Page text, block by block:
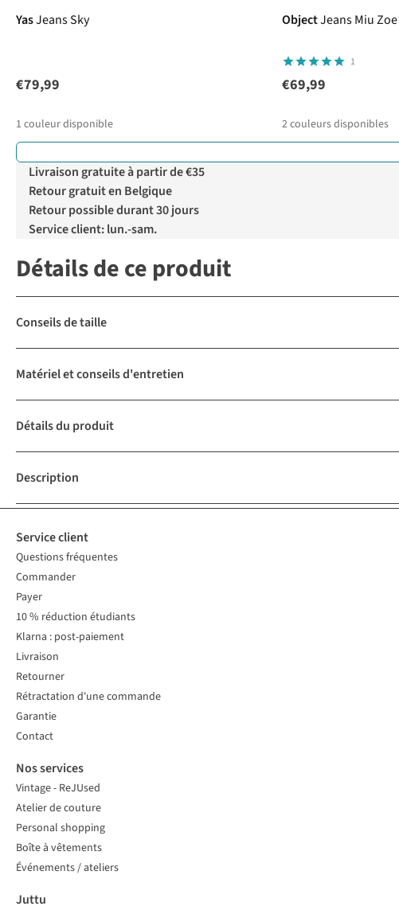
YasJeans Sky
€79,99
1 couleur disponible
ObjectJeans Miu
1
€69,99
2couleurs disponibles
Livraison gratuite à partir de €35
Retour gratuit en Belgique
Retour possible durant 30 jours
Service client: lun.-sam.
Détails de ce produit
Conseils de taille
Matériel et conseils d'entretien
Détails du produit
Description
Service client
Questions fréquentes
Commander
Payer
10 % réduction étudiants
Klarna : post-paiement
Livraison
Retourner
Rétractation d'une commande
Garantie
Contact
Nos services
Vintage - ReJUsed
Atelier de couture
Personal shopping
Boîte à vêtements
Événements / ateliers
Juttu